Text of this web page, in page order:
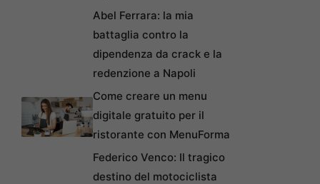
Abel Ferrara: la mia
battaglia contro la
dipendenza da crack e la
redenzione a Napoli
Come creare un menu
digitale gratuito per il
ristorante con MenuForma
Federico Venco: Il tragico
destino del motociclista